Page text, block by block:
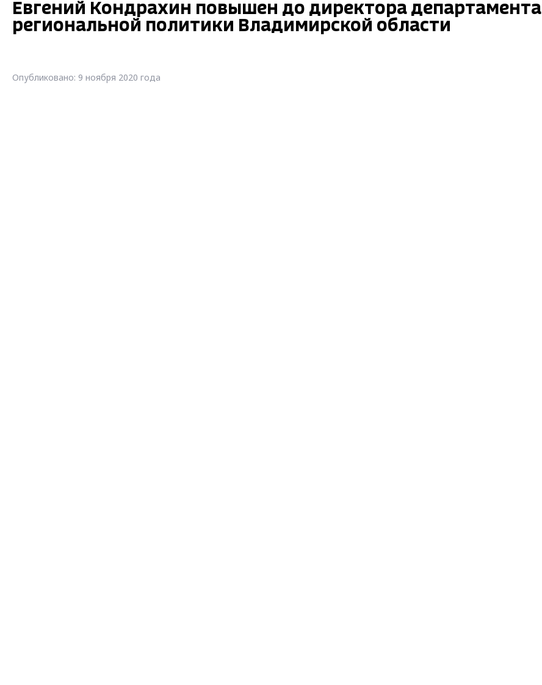
Евгений Кондрахин повышен до директора департамента
региональной политики Владимирской области
Опубликовано: 9 ноября 2020 года